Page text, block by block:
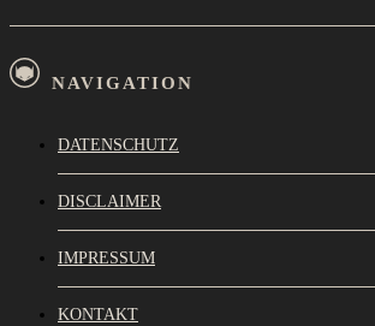
NAVIGATION
DATENSCHUTZ
DISCLAIMER
IMPRESSUM
KONTAKT